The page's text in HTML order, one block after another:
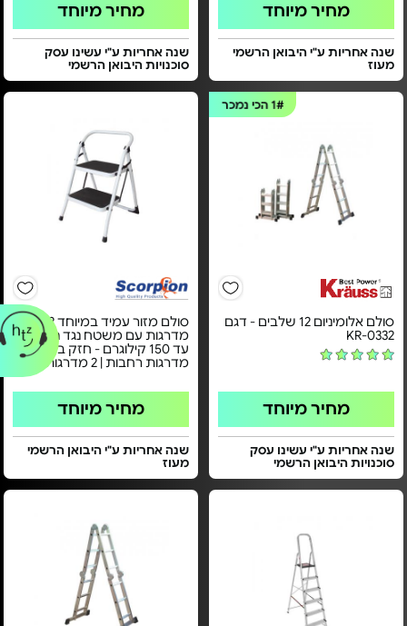
מחיר מיוחד
שנה אחריות ע"י היבואן הרשמי
מעוז
מחיר מיוחד
שנה אחריות ע"י עשינו עסק
סוכנויות היבואן הרשמי
1#הכי נמכר
סולם אלומיניום 12 שלבים - דגם
KR-0332
מחיר מיוחד
שנה אחריות ע"י עשינו עסק
סוכנויות היבואן הרשמי
סולם מזור עמיד במיוחד 2
מדרגות עם משטח נגד החלקה
עד 150 קילוגרם - חזק במיוחד |
מדרגות רחבות | 2 מדרגות
מחיר מיוחד
שנה אחריות ע"י היבואן הרשמי
מעוז